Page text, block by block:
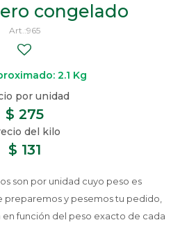
congelado
965
2.1 Kg
$ 131
$ 275
son por unidad cuyo peso es
preparemos y pesemos tu pedido,
en función del peso exacto de cada